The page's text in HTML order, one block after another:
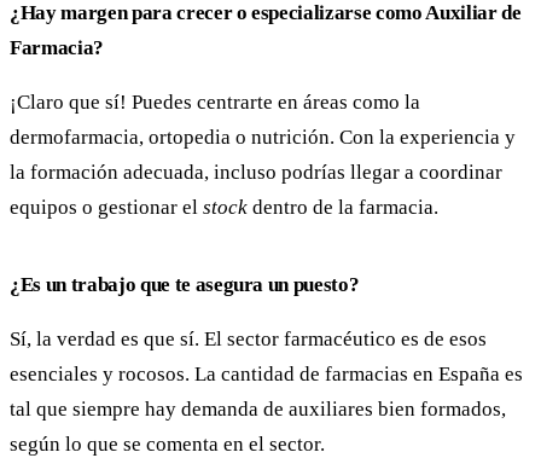
¿Hay margen para crecer o especializarse como Auxiliar de
Farmacia?
¡Claro que sí! Puedes centrarte en áreas como la
dermofarmacia, ortopedia o nutrición. Con la experiencia y
la formación adecuada, incluso podrías llegar a coordinar
equipos o gestionar el stock dentro de la farmacia.
¿Es un trabajo que te asegura un puesto?
Sí, la verdad es que sí. El sector farmacéutico es de esos
esenciales y rocosos. La cantidad de farmacias en España es
tal que siempre hay demanda de auxiliares bien formados,
según lo que se comenta en el sector.